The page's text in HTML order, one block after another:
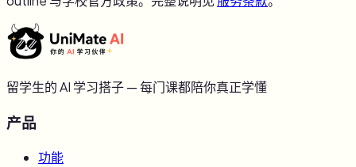
留学生的 AI 学习搭子 — 每门课都陪你真正学懂
产品
功能